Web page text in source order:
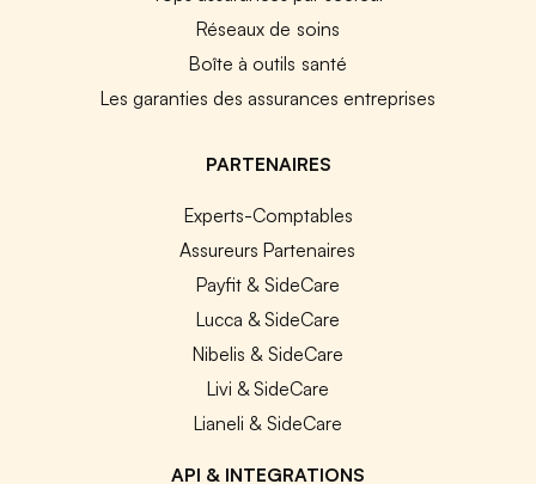
Réseaux de soins
Boîte à outils santé
Les garanties des assurances entreprises
PARTENAIRES
Experts-Comptables
Assureurs Partenaires
Payfit & SideCare
Lucca & SideCare
Nibelis & SideCare
Livi & SideCare
Lianeli & SideCare
API & INTEGRATIONS